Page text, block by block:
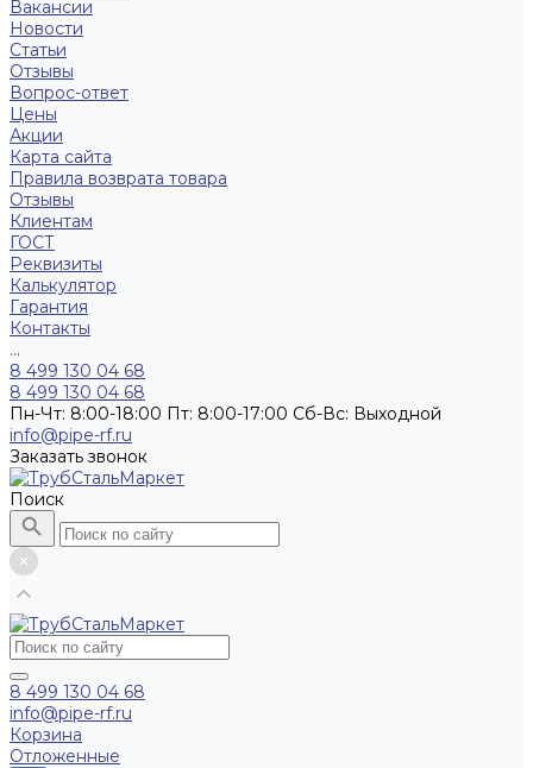
Вакансии
Новости
Статьи
Отзывы
Вопрос-ответ
Цены
Акции
Карта сайта
Правила возврата товара
Отзывы
Клиентам
ГОСТ
Реквизиты
Калькулятор
Гарантия
Контакты
...
8 499 130 04 68
8 499 130 04 68
Пн-Чт: 8:00-18:00 Пт: 8:00-17:00 Сб-Вс: Выходной
info@pipe-rf.ru
Заказать звонок
Поиск
8 499 130 04 68
info@pipe-rf.ru
Корзина
Отложенные